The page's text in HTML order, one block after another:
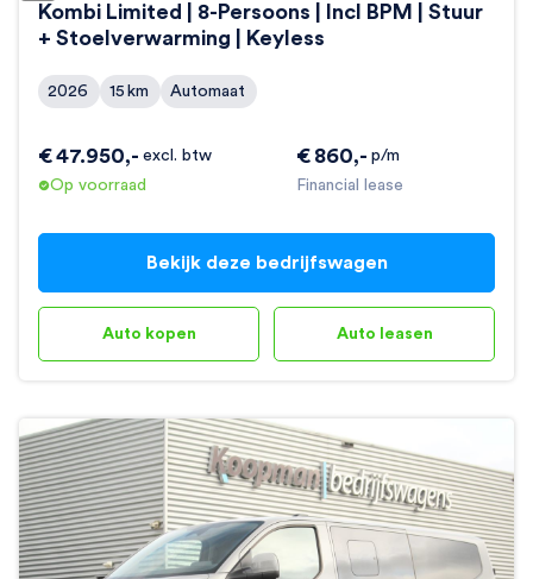
Kombi Limited | 8-Persoons | Incl BPM | Stuur
+ Stoelverwarming | Keyless
2026 15 km Automaat
€ 860,- p/m
Financial lease
€47.950,- excl. btw
Op voorraad
Bekijk deze bedrijfswagen
Auto kopen Auto leasen